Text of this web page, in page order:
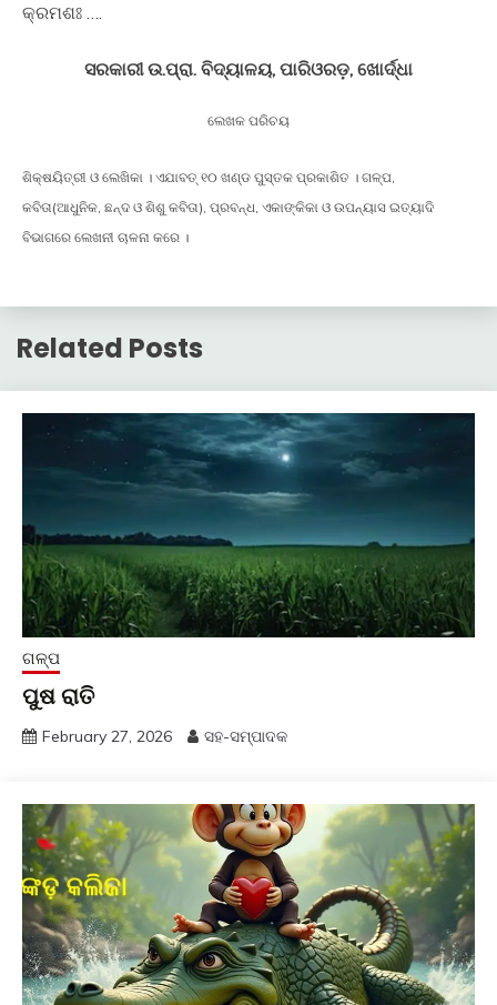
କ୍ରମଶଃ ….
ସରକାରୀ ଉ.ପ୍ରା. ବିଦ୍ୟାଳୟ, ପାରିଓରଡ଼, ଖୋର୍ଦ୍ଧା
ଲେଖକ ପରିଚୟ
ଶିକ୍ଷୟିତ୍ରୀ ଓ ଲେଖିକା । ଏଯାବତ୍ ୧୦ ଖଣ୍ଡ ପୁସ୍ତକ ପ୍ରକାଶିତ । ଗଳ୍ପ,
କବିତା(ଆଧୁନିକ, ଛନ୍ଦ ଓ ଶିଶୁ କବିତା), ପ୍ରବନ୍ଧ, ଏକାଙ୍କିକା ଓ ଉପନ୍ୟାସ ଇତ୍ୟାଦି
ବିଭାଗରେ ଲେଖନୀ ଚାଳନା କରେ ।
Related Posts
ଗଳ୍ପ
ପୁଷ ରାତି
February 27, 2026 ସହ-ସମ୍ପାଦକ